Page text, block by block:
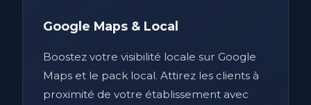
Google Maps & Local
Boostez votre visibilité locale sur Google
Maps et le pack local. Attirez les clients à
proximité de votre établissement avec